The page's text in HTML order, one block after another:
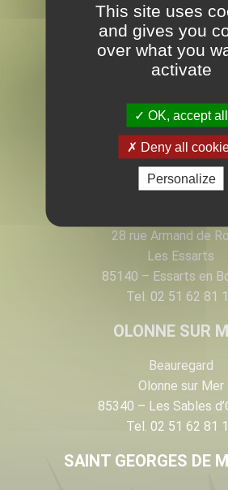
MARMIN
PAYSAGISTE &
EN VENDÉE
28 rue Armand de
Les Essarts
85140 – Essarts en
Tel. 02 51 62 81
OLONNE SUR
Beauregard
Olonne sur Mer
85340 – Les Sables
Tel. 02 51 62 81
SAINT GEORGES DE
This site uses
and gives you
over what you
activate
OK, accept all
Deny all
Personalize